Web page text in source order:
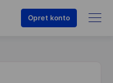
Opret konto